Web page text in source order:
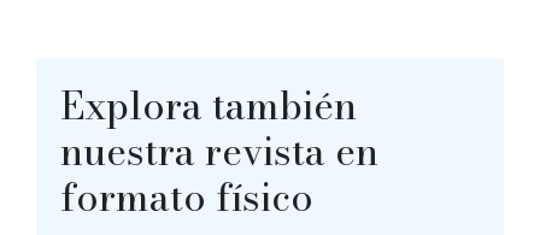
Explora también
nuestra revista en
formato físico